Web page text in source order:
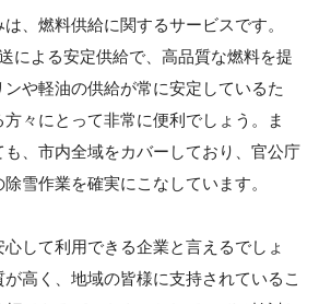
、燃料供給に関するサービスです。
による安定供給で、高品質な燃料を提
や軽油の供給が常に安定しているた
々にとって非常に便利でしょう。ま
、市内全域をカバーしており、官公庁
雪作業を確実にこなしています。
して利用できる企業と言えるでしょ
高く、地域の皆様に支持されているこ